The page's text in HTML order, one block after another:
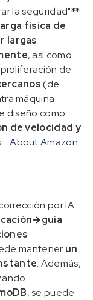
la seguridad"**.
física de
largas
, así como
proliferación de
(de
máquina
diseño como
de velocidad y
About Amazon
por IA
mantener un
. Además,
, se puede